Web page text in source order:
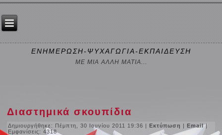
ΕΝΗΜΕΡΩΣΗ-ΨΥΧΑΓΩΓΙΑ-ΕΚΠΑΙΔΕΥΣΗ
ΜΕ ΜΙΑ ΑΛΛΗ ΜΑΤΙΑ...
Διαστημικά σκουπίδια
Δημιουργήθηκε: Πέμπτη, 30 Ιουνίου 2011 19:36 |Εκτύπωση |Email|
Εμφανίσεις: 4318